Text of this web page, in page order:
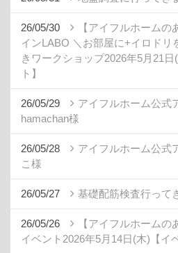
26/05/30
【アイフルホーム
インLABO ＼お部屋に+イロド
きワークショップ2026年5月21
ト】
26/05/29
アイフルホーム公式
hamachan様
26/05/28
アイフルホーム公式
こ様
26/05/27 基礎配筋検査行って
26/05/26
【アイフルホームの
イベント2026年5月14日(木)【イ